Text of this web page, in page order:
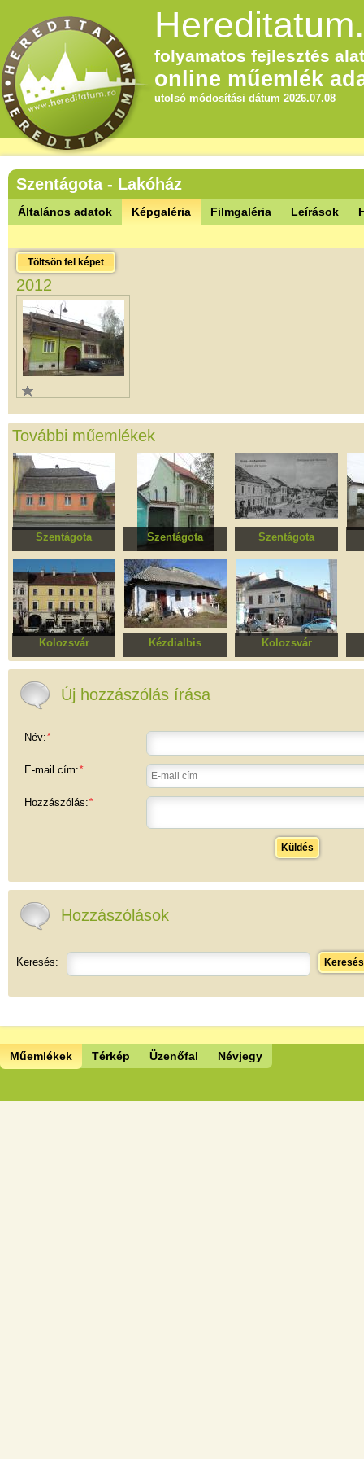
folyamatos fejlesztés
online műemlék
utolsó módosítási dátum 2026.07.08
Szentágota - Lakóház
Általános adatok Képgaléria Filmgaléria Leírások
Töltsön fel képet
2012
További műemlékek
Szentágota
Lakóház
Szentágota
Lakóház
Szentágota
Történelmi központ
Kolozsvár
Fröhlich-ház
Kézdialbis
Barabás ház
Kolozsvár
Pataki-, majd
Új hozzászólás írása
Név:*
E-mail cím:*
Hozzászólás:*
Küldés
Hozzászólások
Keresés: Keresés
Műemlékek Térkép Üzenőfal Névjegy